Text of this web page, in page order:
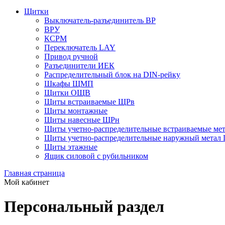
Щитки
Выключатель-разъединитель ВР
ВРУ
КСРМ
Переключатель LAY
Привод ручной
Разъединители ИЕК
Распределительный блок на DIN-рейку
Шкафы ЩМП
Щитки ОЩВ
Щиты встраиваемые ЩРв
Щиты монтажные
Щиты навесные ЩРн
Щиты учетно-распределительные встраиваемые
Щиты учетно-распределительные наружный
Щиты этажные
Ящик силовой с рубильником
Главная страница
Мой кабинет
Персональный раздел